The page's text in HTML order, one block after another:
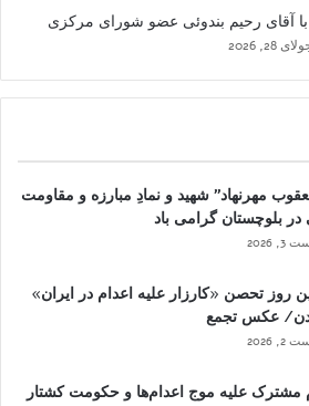
با آقای رحیم بندوئی عضو شورای مرکزی
28, 2026
مهرنهاد” شهید و نمادِ مبارزه و مقاومت
در بلوچستان گرامی باد
2026
روز تحصن «کارزار علیه اعدام در ایران»
عکس تجمع
2026
مشترک علیه موج اعدام‌ها و حکومت کشتار